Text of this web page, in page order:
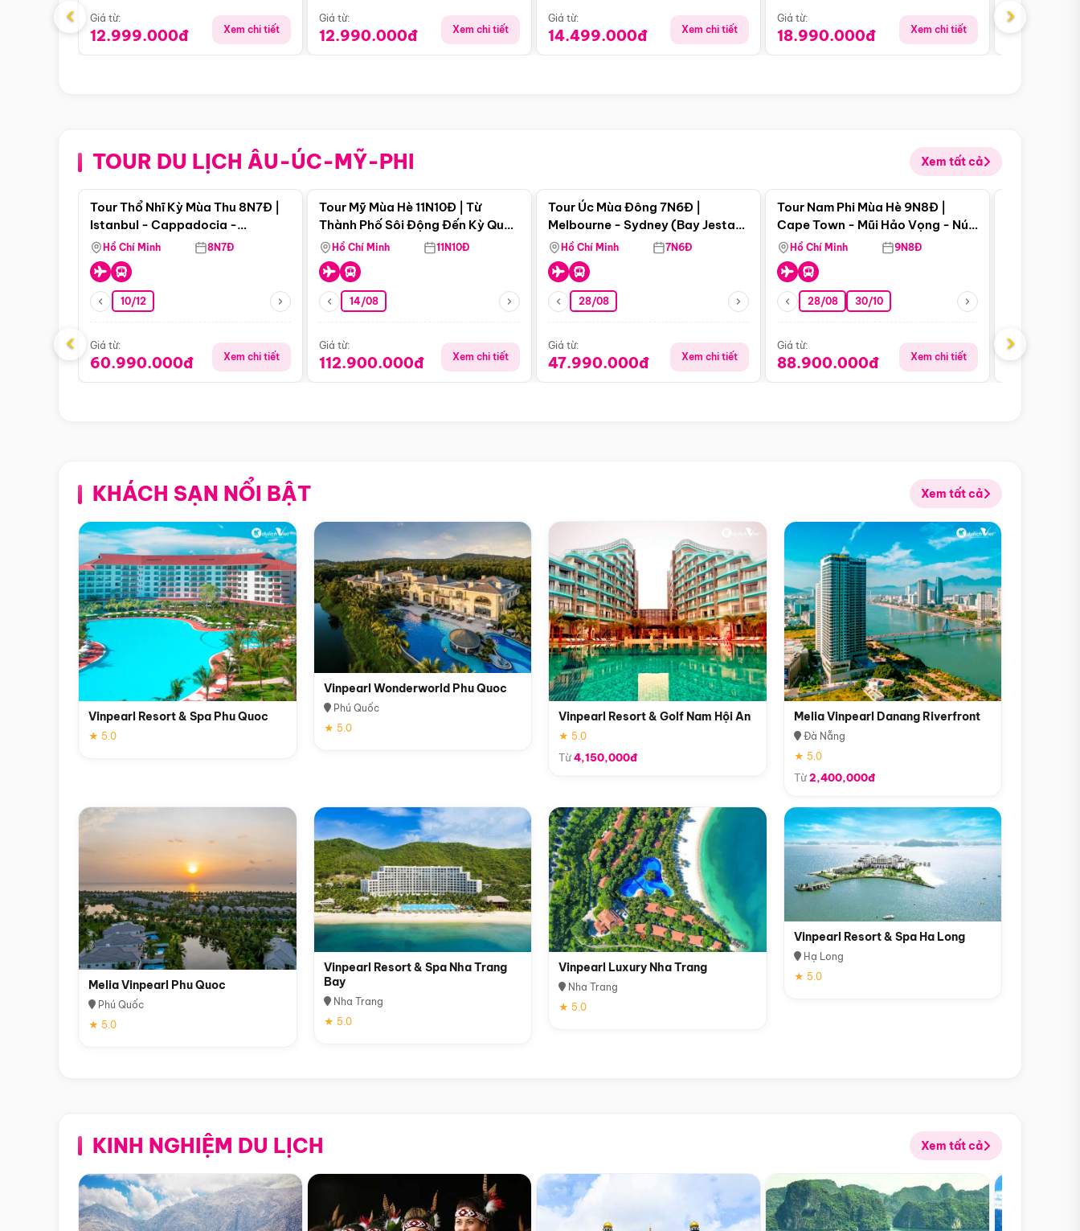
Giá từ:
12.999.000đ Xem chi tiết
Giá từ:
12.990.000đ Xem chi tiết
Giá từ:
14.499.000đ Xem chi tiết
Giá từ:
18.990.000đ Xem chi tiết
Giá từ:
‹ ›
TOUR DU LỊCH ÂU-ÚC-MỸ-PHI Xem tất cả
Điểm nổi bật
Tour Thổ Nhĩ Kỳ Mùa Thu 8N7Đ |
Istanbul - Cappadocia -
Pamukkale
Hồ Chí Minh 8N7Đ
10/12
Giá từ:
60.990.000đ Xem chi tiết
Tour Mỹ Mùa Hè 11N10Đ | Từ
Thành Phố Sôi Động Đến Kỳ Quan
Thiên Nhiên Mỹ
Hồ Chí Minh 11N10Đ
14/08
Giá từ:
112.900.000đ Xem chi tiết
Tour Úc Mùa Đông 7N6Đ |
Melbourne - Sydney (Bay Jestar
Airways)
Hồ Chí Minh 7N6Đ
28/08
Giá từ:
47.990.000đ Xem chi tiết
Điểm nổi bật
Tour Nam Phi Mùa Hè 9N8Đ |
Cape Town - Mũi Hảo Vọng - Núi
Bàn - Johannesburg - Pretoria -
Safari - Lodge
Hồ Chí Minh 9N8Đ
28/08 30/10
Giá từ:
88.900.000đ Xem chi tiết
Giá từ:
‹ ›
KHÁCH SẠN NỔI BẬT Xem tất cả
Vinpearl Resort & Spa Phu Quoc
★ 5.0
Vinpearl Wonderworld Phu Quoc
Phú Quốc
★ 5.0
Vinpearl Resort & Golf Nam Hội An
★ 5.0
Từ4,150,000đ
Melia Vinpearl Danang Riverfront
Đà Nẵng
★ 5.0
Từ2,400,000đ
Melia Vinpearl Phu Quoc
Phú Quốc
★ 5.0
Vinpearl Resort & Spa Nha Trang
Bay
Nha Trang
★ 5.0
Vinpearl Luxury Nha Trang
Nha Trang
★ 5.0
Vinpearl Resort & Spa Ha Long
Hạ Long
★ 5.0
KINH NGHIỆM DU LỊCH Xem tất cả